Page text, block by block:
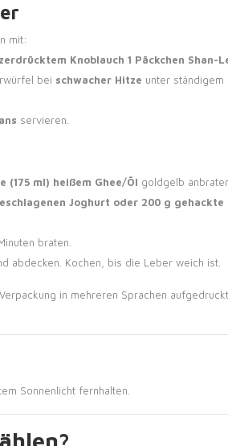
mit:
Knoblauch 1 Päckchen Shan-
bei schwacher Hitze unter
servieren.
(175 ml) heißem Ghee/Öl goldgelb
Joghurt oder 200 g gehackte
braten.
abdecken. Kochen, bis die Leber weich ist.
in mehreren Sprachen
Sonnenlicht fernhalten.